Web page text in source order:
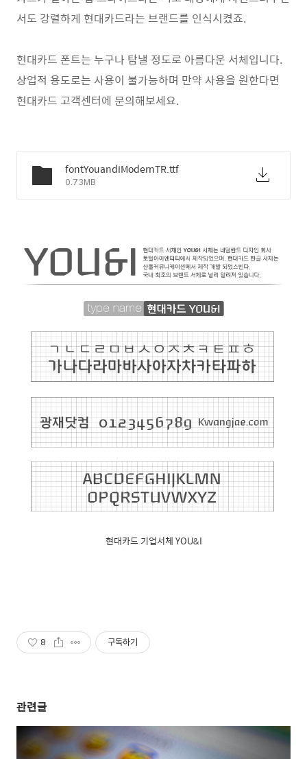
서도 강렬하게 현대카드라는 브랜드를 인식시켰죠.
현대카드 폰트는 누구나 탐낼 정도로 아름다운 서체입니다.
상업적 용도로는 사용이 불가능하며 만약 사용을 원한다면
현대카드 고객센터에 문의해보세요.
fontYouandiModernTR.ttf
0.73MB
현대카드 기업서체 YOU&I
8 구독하기
관련글